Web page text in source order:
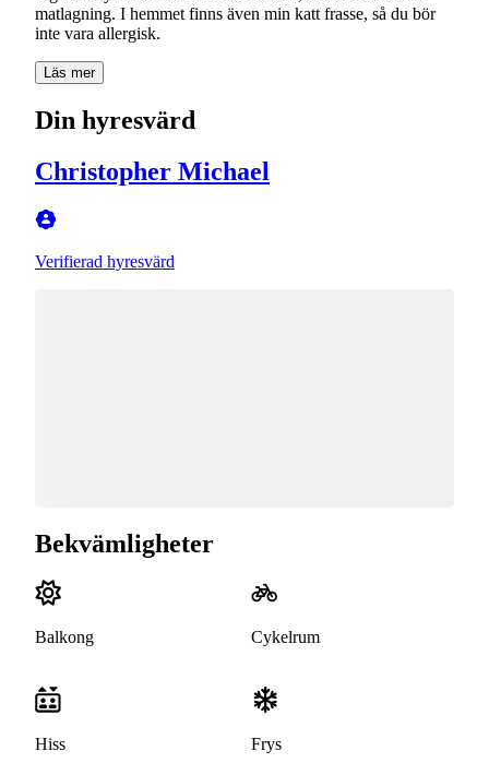
matlagning. I hemmet finns även min katt frasse, så du bör
inte vara allergisk.
Läs mer
Din hyresvärd
Christopher Michael
Verifierad hyresvärd
Bekvämligheter
Balkong Cykelrum
Hiss Frys